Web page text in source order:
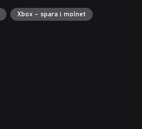
Xbox – spara i molnet